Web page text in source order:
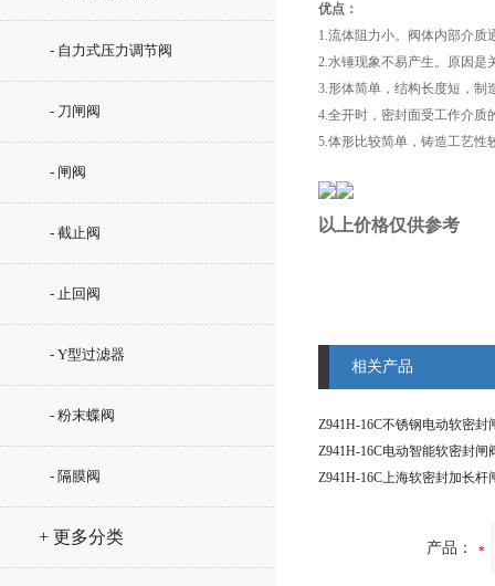
- 自力式压力调节阀
- 刀闸阀
- 闸阀
- 截止阀
- 止回阀
- Y型过滤器
- 粉末蝶阀
- 隔膜阀
+ 更多分类
优点：
1.流体阻力小。阀体内部介质
2.水锤现象不易产生。原因是
3.形体简单，结构长度短，制
4.全开时，密封面受工作介质
5.体形比较简单，铸造工艺性
以上价格仅供参考
相关产品
产品：